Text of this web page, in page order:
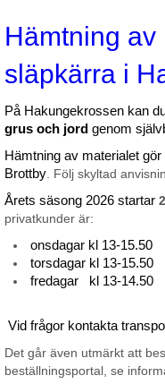
Hämtning av
släpkärra i
På Hakungekrossen kan
grus och jord genom
Hämtning av materialet
Brottby . Följ skyltad
Årets säsong 2026 startar
privatkunder är:
onsdagar kl 13-15.50
torsdagar kl 13-15.50
fredagar kl 13-14.50
Vid frågor kontakta
Det går även utmärkt att
beställningsportal, se